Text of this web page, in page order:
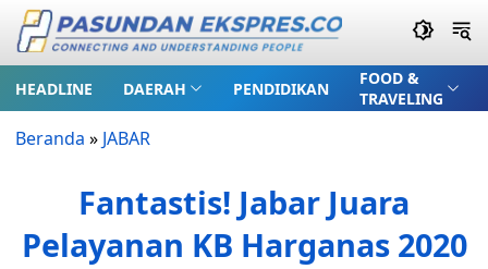
HEADLINE DAERAH PENDIDIKAN
FOOD &
TRAVELING
Beranda » JABAR
Fantastis! Jabar Juara
Pelayanan KB Harganas 2020